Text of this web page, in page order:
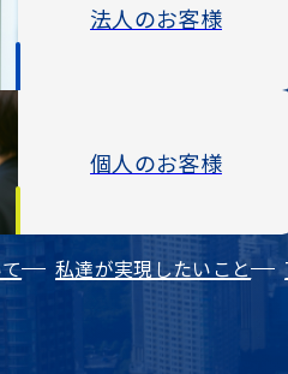
法人のお客様
個人のお客様
私達が実現したいこと